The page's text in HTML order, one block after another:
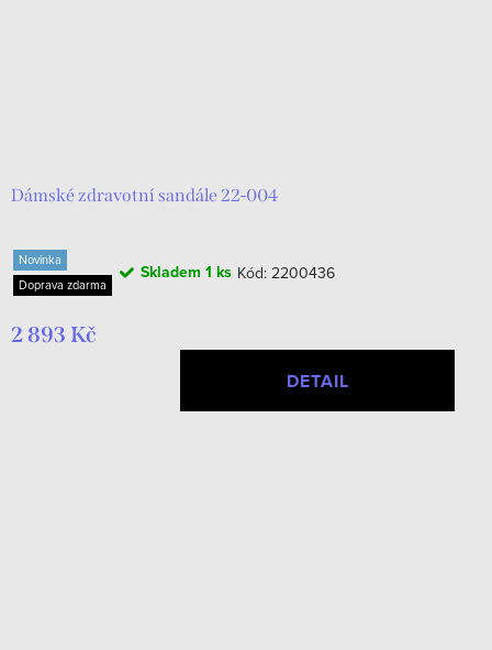
Dámské zdravotní sandále 22-004
Novinka
Doprava zdarma
Skladem 1 ks Kód: 2200436
2 893 Kč
DETAIL